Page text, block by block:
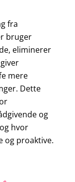
fra
bruger
eliminerer
mere
Dette
og
hvor
og proaktive.